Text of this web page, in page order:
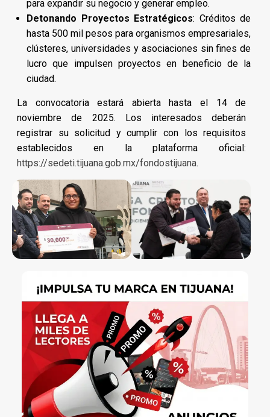
para expandir su negocio y generar empleo.
Detonando Proyectos Estratégicos: Créditos de
hasta 500 mil pesos para organismos empresariales,
clústeres, universidades y asociaciones sin fines de
lucro que impulsen proyectos en beneficio de la
ciudad.
La convocatoria estará abierta hasta el 14 de
noviembre de 2025. Los interesados deberán
registrar su solicitud y cumplir con los requisitos
establecidos en la plataforma oficial:
https://sedeti.tijuana.gob.mx/fondostijuana.